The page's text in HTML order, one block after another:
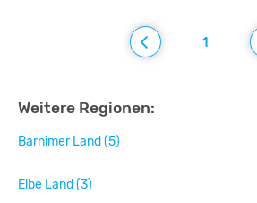
1
Weitere Regionen:
Barnimer Land (5)
Elbe Land (3)